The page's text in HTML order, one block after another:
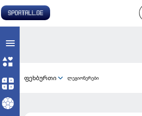
ფეხბურთი ლეგიონერები